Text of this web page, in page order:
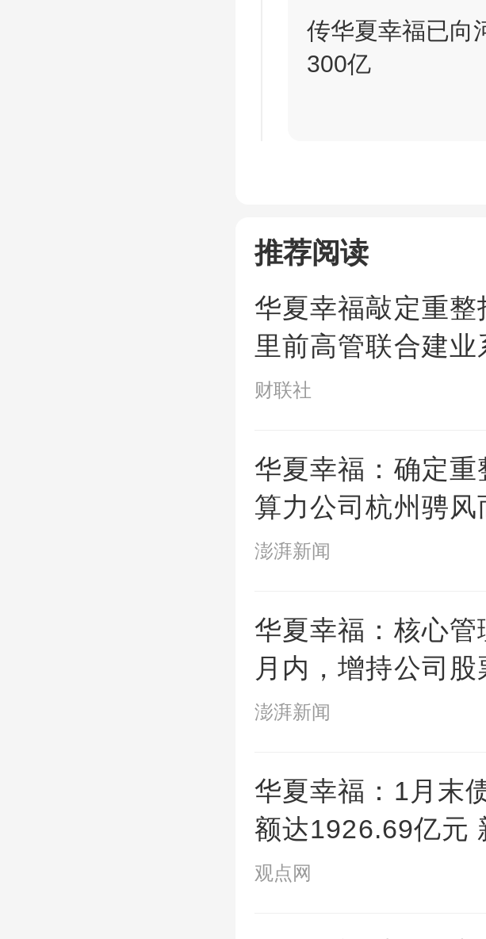
传华夏幸福已向
300亿
推荐阅读
华夏幸福敲定重整
里前高管联合建业
财联社
华夏幸福：确定重
算力公司杭州骋风
木兰花置业联合体
澎湃新闻
华夏幸福：核心管
月内，增持公司股
500万元
澎湃新闻
华夏幸福：1月末
额达1926.69亿元
1.62亿元
观点网